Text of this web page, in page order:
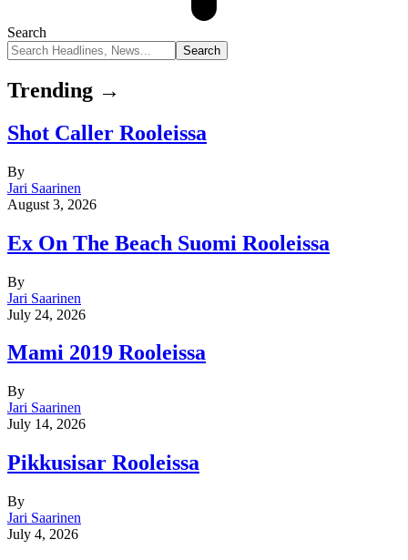
Search
Trending →
Shot Caller Rooleissa
By
Jari Saarinen
August 3, 2026
Ex On The Beach Suomi Rooleissa
By
Jari Saarinen
July 24, 2026
Mami 2019 Rooleissa
By
Jari Saarinen
July 14, 2026
Pikkusisar Rooleissa
By
Jari Saarinen
July 4, 2026